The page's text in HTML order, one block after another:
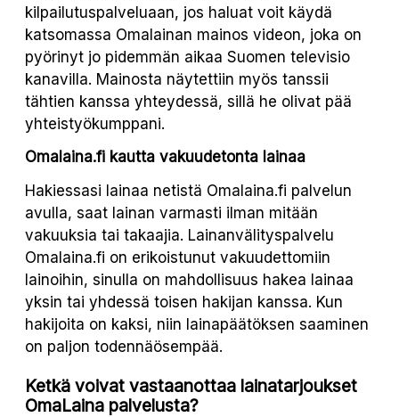
kilpailutuspalveluaan, jos haluat voit käydä
katsomassa Omalainan mainos videon, joka on
pyörinyt jo pidemmän aikaa Suomen televisio
kanavilla. Mainosta näytettiin myös tanssii
tähtien kanssa yhteydessä, sillä he olivat pää
yhteistyökumppani.
Omalaina.fi kautta vakuudetonta lainaa
Hakiessasi lainaa netistä Omalaina.fi palvelun
avulla, saat lainan varmasti ilman mitään
vakuuksia tai takaajia. Lainanvälityspalvelu
Omalaina.fi on erikoistunut vakuudettomiin
lainoihin, sinulla on mahdollisuus hakea lainaa
yksin tai yhdessä toisen hakijan kanssa. Kun
hakijoita on kaksi, niin lainapäätöksen saaminen
on paljon todennäösempää.
Ketkä voivat vastaanottaa lainatarjoukset
OmaLaina palvelusta?